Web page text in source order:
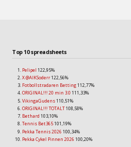
Top 10 spreadsheets
Pelipel 122,95%
X @AIKSoderr122,56%
Fotbollstradaren Betting112,77%
ORIGINAL!!! 20 min 3.0 111,33%
VikingaGudens110,51%
ORIGINAL!!! TOTALT108,58%
Bethard 103,10%
Tennis Bet365101,19%
Pekka Tennis 2026 100,34%
Pekka Cykel Pinnen 2026 100,20%